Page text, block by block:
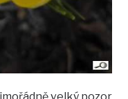
velký pozor